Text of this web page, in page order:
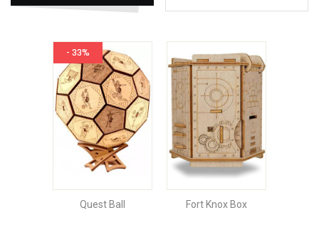
- 33%
Quest Ball Fort Knox Box